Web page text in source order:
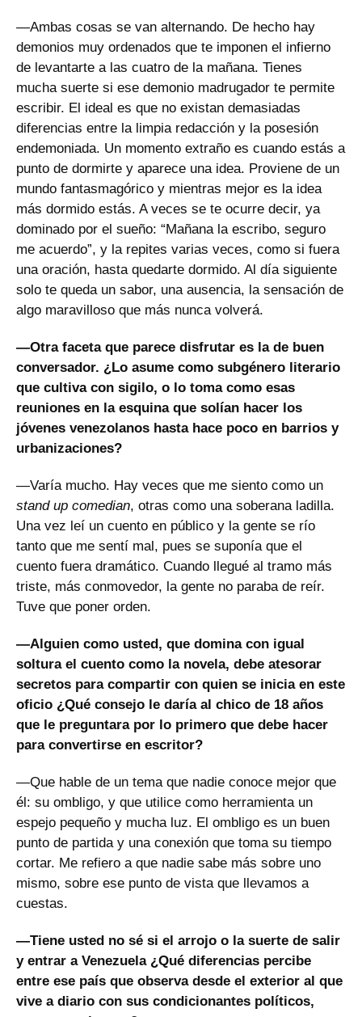
—Ambas cosas se van alternando. De hecho hay
demonios muy ordenados que te imponen el infierno
de levantarte a las cuatro de la mañana. Tienes
mucha suerte si ese demonio madrugador te permite
escribir. El ideal es que no existan demasiadas
diferencias entre la limpia redacción y la posesión
endemoniada. Un momento extraño es cuando estás a
punto de dormirte y aparece una idea. Proviene de un
mundo fantasmagórico y mientras mejor es la idea
más dormido estás. A veces se te ocurre decir, ya
dominado por el sueño: “Mañana la escribo, seguro
me acuerdo”, y la repites varias veces, como si fuera
una oración, hasta quedarte dormido. Al día siguiente
solo te queda un sabor, una ausencia, la sensación de
algo maravilloso que más nunca volverá.
—Otra faceta que parece disfrutar es la de buen
conversador. ¿Lo asume como subgénero literario
que cultiva con sigilo, o lo toma como esas
reuniones en la esquina que solían hacer los
jóvenes venezolanos hasta hace poco en barrios y
urbanizaciones?
—Varía mucho. Hay veces que me siento como un
stand up comedian, otras como una soberana ladilla.
Una vez leí un cuento en público y la gente se río
tanto que me sentí mal, pues se suponía que el
cuento fuera dramático. Cuando llegué al tramo más
triste, más conmovedor, la gente no paraba de reír.
Tuve que poner orden.
—Alguien como usted, que domina con igual
soltura el cuento como la novela, debe atesorar
secretos para compartir con quien se inicia en este
oficio ¿Qué consejo le daría al chico de 18 años
que le preguntara por lo primero que debe hacer
para convertirse en escritor?
—Que hable de un tema que nadie conoce mejor que
él: su ombligo, y que utilice como herramienta un
espejo pequeño y mucha luz. El ombligo es un buen
punto de partida y una conexión que toma su tiempo
cortar. Me refiero a que nadie sabe más sobre uno
mismo, sobre ese punto de vista que llevamos a
cuestas.
—Tiene usted no sé si el arrojo o la suerte de salir
y entrar a Venezuela ¿Qué diferencias percibe
entre ese país que observa desde el exterior al que
vive a diario con sus condicionantes políticos,